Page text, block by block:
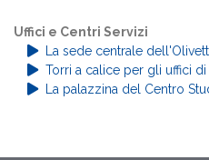
Uffici e Centri Servizi
La sede centrale
Torri a calice per gli uffici
La palazzina del Centro